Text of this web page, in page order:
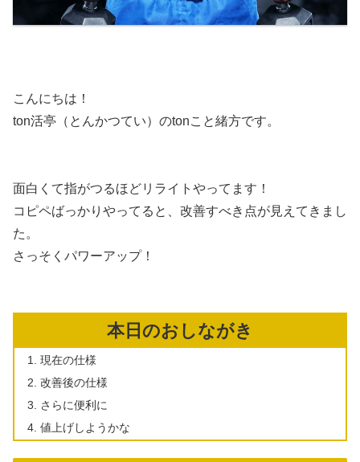
こんにちは！
ton活亭（とんかつてい）のtonこと緒方です。
面白くて指がつるほどリライトやってます！
コピペばっかりやってると、改善すべき点が見えてきまし
た。
さっそくパワーアップ！
本日のおしながき
現在の仕様
改善後の仕様
さらに便利に
値上げしようかな